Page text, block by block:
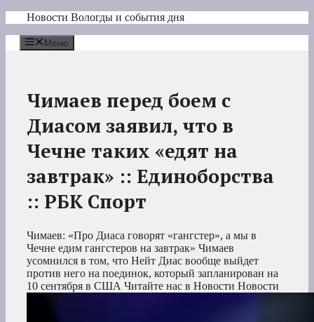
Перейти
содержимому
Новости Вологды и события дня
Меню
Чимаев перед боем с
Диасом заявил, что в
Чечне таких «едят на
завтрак» :: Единоборства
:: РБК Спорт
Чимаев: «Про Диаса говорят «гангстер», а мы в
Чечне едим гангстеров на завтрак» Чимаев
усомнился в том, что Нейт Диас вообще выйдет
против него на поединок, который запланирован на
10 сентября в США Читайте нас в Новости Новости